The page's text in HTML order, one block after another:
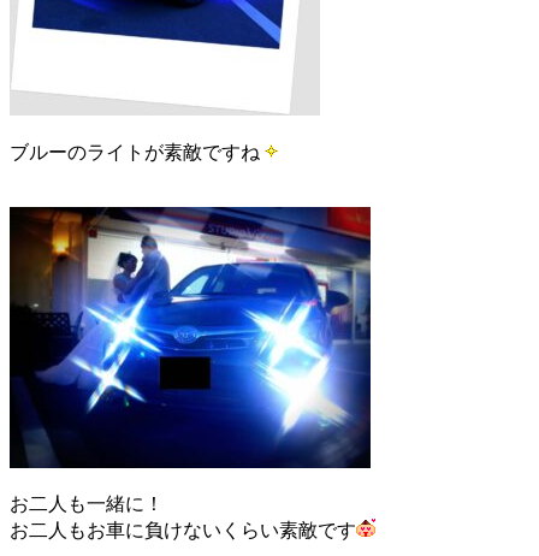
ブルーのライトが素敵ですね
お二人も一緒に！
お二人もお車に負けないくらい素敵です